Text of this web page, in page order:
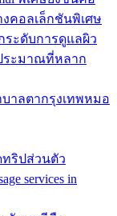
งคอลเล็กชันพิเศษ
ระดับการดูแลผิว
ระมาณที่หลาก
าลตากรุงเทพหมอ
ริปส่วนตัว
services in